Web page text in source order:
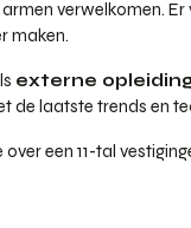
verwelkomen.
maken.
externe
laatste trends en
een 11-tal